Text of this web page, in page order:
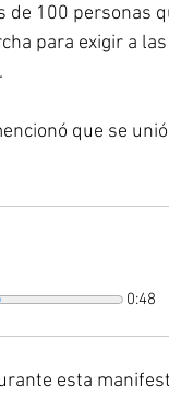
de 100 personas
para exigir a
que se
0:48
esta